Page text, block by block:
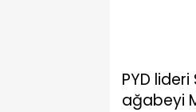
PYD
ağabeyi